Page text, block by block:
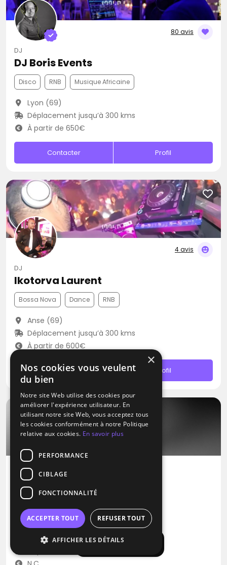
Afficher la carte
80 avis
DJ
DJ Boris Events
Disco RNB Musique Africaine
Lyon (69)
Déplacement jusqu’à 300 kms
À partir de 650€
Contacter Profil
4 avis
DJ
Ikotorva Laurent
Bossa Nova Dance RNB
Anse (69)
Déplacement jusqu’à 300 kms
À partir de 600€
Contacter Profil
DJ
Le Piano Voyageur
Blues Métal Pop
Béziers (34)
×
Nos cookies vous veulent
du bien
Notre site Web utilise des cookies pour
améliorer l'expérience utilisateur. En
utilisant notre site Web, vous acceptez tous
les cookies conformément à notre Politique
relative aux cookies. En savoir plus
PERFORMANCE
CIBLAGE
FONCTIONNALITÉ
ACCEPTER TOUT REFUSER TOUT
AFFICHER LES DÉTAILS